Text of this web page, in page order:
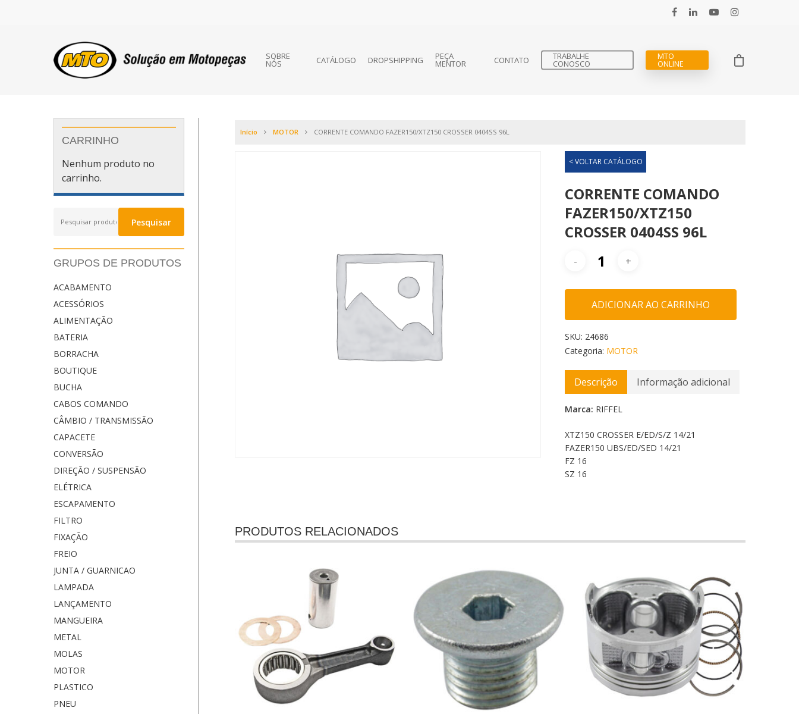
SOBRE
NÓS CATÁLOGO DROPSHIPPING PEÇA
MENTOR CONTATO TRABALHE
CONOSCO
MTO
ONLINE
CARRINHO
Nenhum produto no
carrinho.
por:
Pesquisar
GRUPOS DE PRODUTOS
ACABAMENTO
ACESSÓRIOS
ALIMENTAÇÃO
BATERIA
BORRACHA
BOUTIQUE
BUCHA
CABOS COMANDO
CÂMBIO / TRANSMISSÃO
CAPACETE
CONVERSÃO
DIREÇÃO / SUSPENSÃO
ELÉTRICA
ESCAPAMENTO
FILTRO
FIXAÇÃO
FREIO
JUNTA / GUARNICAO
LAMPADA
LANÇAMENTO
MANGUEIRA
METAL
MOLAS
MOTOR
PLASTICO
PNEU
Início MOTOR CORRENTE COMANDO FAZER150/XTZ150 CROSSER 0404SS 96L
< VOLTAR CATÁLOGO
CORRENTE COMANDO
FAZER150/XTZ150
CROSSER 0404SS 96L
ADICIONAR AO CARRINHO
SKU: 24686
Categoria: MOTOR
Descrição Informação adicional
Marca: RIFFEL
XTZ150 CROSSER E/ED/S/Z 14/21
FAZER150 UBS/ED/SED 14/21
FZ 16
SZ 16
PRODUTOS RELACIONADOS